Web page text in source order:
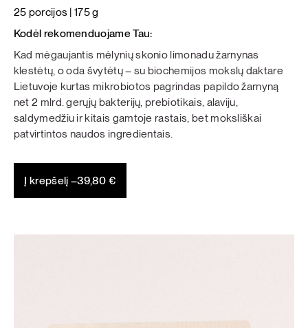
25 porcijos | 175 g
Kodėl rekomenduojame Tau:
Kad mėgaujantis mėlynių skonio limonadu žarnynas
klestėtų, o oda švytėtų – su biochemijos mokslų daktare
Lietuvoje kurtas mikrobiotos pagrindas papildo žarnyną
net 2 mlrd. gerųjų bakterijų, prebiotikais, alaviju,
saldymedžiu ir kitais gamtoje rastais, bet moksliškai
patvirtintos naudos ingredientais.
Į krepšelį –39,80€